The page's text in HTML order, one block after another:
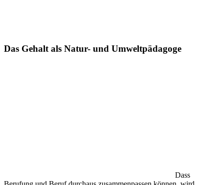
Das Gehalt als Natur- und Umweltpädagoge
Dass